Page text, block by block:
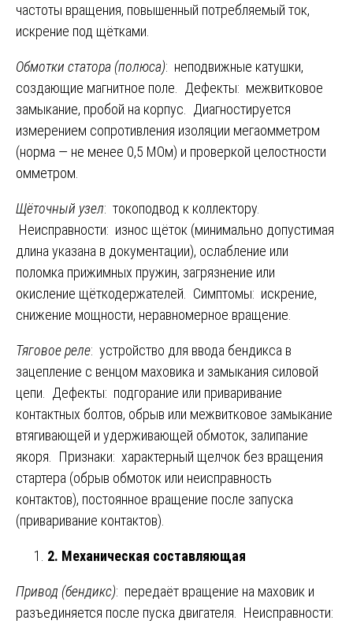
частоты вращения, повышенный потребляемый ток,
искрение под щётками.
Обмотки статора (полюса): неподвижные катушки,
создающие магнитное поле. Дефекты: межвитковое
замыкание, пробой на корпус. Диагностируется
измерением сопротивления изоляции мегаомметром
(норма — не менее 0,5 МОм) и проверкой целостности
омметром.
Щёточный узел: токоподвод к коллектору.
Неисправности: износ щёток (минимально допустимая
длина указана в документации), ослабление или
поломка прижимных пружин, загрязнение или
окисление щёткодержателей. Симптомы: искрение,
снижение мощности, неравномерное вращение.
Тяговое реле: устройство для ввода бендикса в
зацепление с венцом маховика и замыкания силовой
цепи. Дефекты: подгорание или приваривание
контактных болтов, обрыв или межвитковое замыкание
втягивающей и удерживающей обмоток, залипание
якоря. Признаки: характерный щелчок без вращения
стартера (обрыв обмоток или неисправность
контактов), постоянное вращение после запуска
(приваривание контактов).
2. Механическая составляющая
Привод (бендикс): передаёт вращение на маховик и
разъединяется после пуска двигателя. Неисправности: